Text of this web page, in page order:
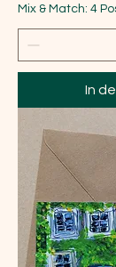
Mix & Match: 4
In